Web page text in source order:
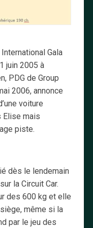
Gala
juin 2005 à
PDG de Group
2006, annonce
voiture
Elise mais
piste.
dès le lendemain
la Circuit Car.
des 600 kg et elle
même si la
par le jeu des